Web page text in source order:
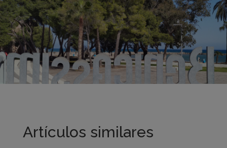
Artículos similares